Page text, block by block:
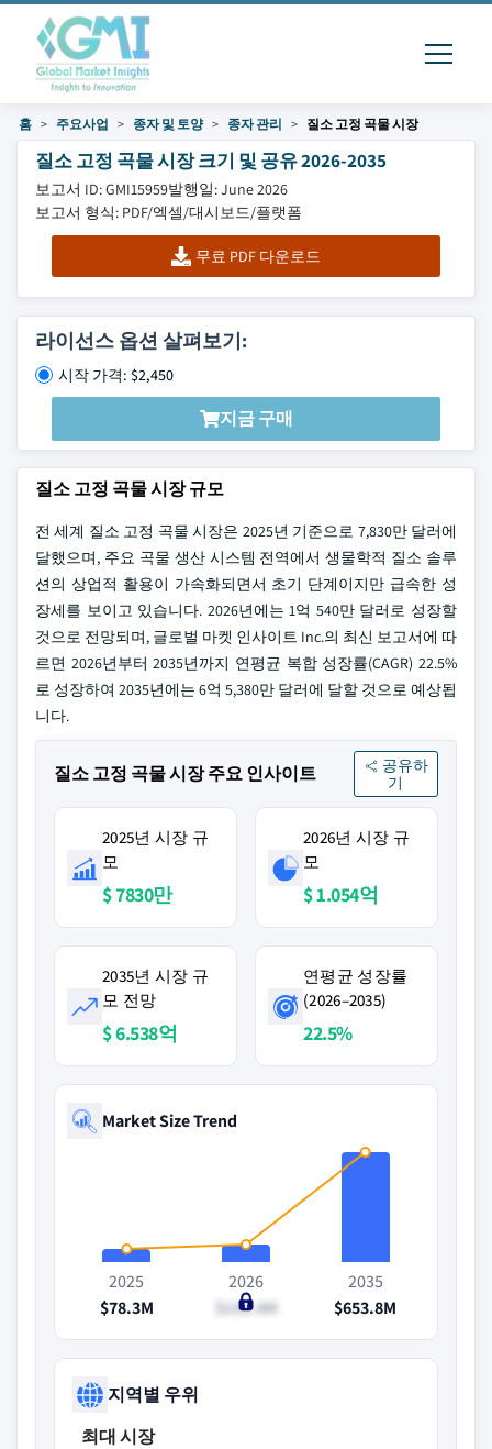
홈 주요사업 종자 및 토양 종자 관리 질소 고정 곡물 시장
질소 고정 곡물 시장 크기 및 공유 2026-2035
보고서 ID: GMI15959발행일: June 2026
보고서 형식: PDF/엑셀/대시보드/플랫폼
무료 PDF 다운로드
라이선스 옵션 살펴보기:
시작 가격: $2,450
지금 구매
질소 고정 곡물 시장 규모
전 세계 질소 고정 곡물 시장은 2025년 기준으로 7,830만 달러에
달했으며, 주요 곡물 생산 시스템 전역에서 생물학적 질소 솔루
션의 상업적 활용이 가속화되면서 초기 단계이지만 급속한 성
장세를 보이고 있습니다. 2026년에는 1억 540만 달러로 성장할
것으로 전망되며, 글로벌 마켓 인사이트 Inc.의 최신 보고서에 따
르면 2026년부터 2035년까지 연평균 복합 성장률(CAGR) 22.5%
로 성장하여 2035년에는 6억 5,380만 달러에 달할 것으로 예상됩
니다.
질소 고정 곡물 시장 주요 인사이트
공유하
기
2025년 시장 규
모
$ 7830만
2026년 시장 규
모
$ 1.054억
2035년 시장 규
모 전망
$ 6.538억
연평균 성장률
(2026–2035)
22.5%
Market Size Trend
2025
$78.3M
2026
$105.4M
2035
$653.8M
지역별 우위
최대 시장